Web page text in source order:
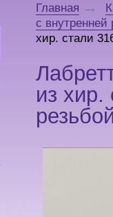
Главная
с
хир. стали
из хир.